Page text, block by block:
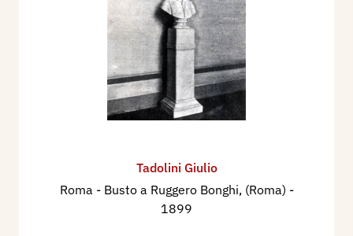
Tadolini Giulio
Roma - Busto a Ruggero Bonghi, (Roma) -
1899